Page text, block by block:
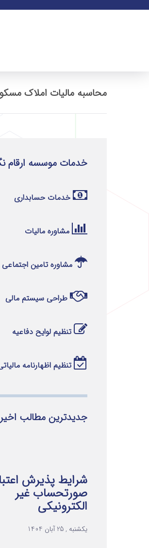
محاسبه مالیات املاک
خدمات موسسه ارقام
خدمات حسابداری
مشاوره مالیات
مشاوره تامین اجتماعی
طراحی سیستم مالی
تنظیم لوایح دفاعیه
تنظیم اظهارنامه
جدیدترین مطالب اخیر
شرایط پذیرش
صورتحساب غیر
الکترونیکی
یکشنبه , 25 آبان 1404